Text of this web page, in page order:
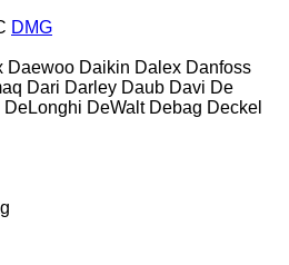
DMG
Daewoo Daikin Dalex Danfoss
Dari Darley Daub Davi De
DeLonghi DeWalt Debag Deckel